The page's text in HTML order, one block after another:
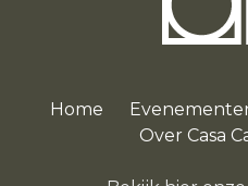
Home
Over Casa